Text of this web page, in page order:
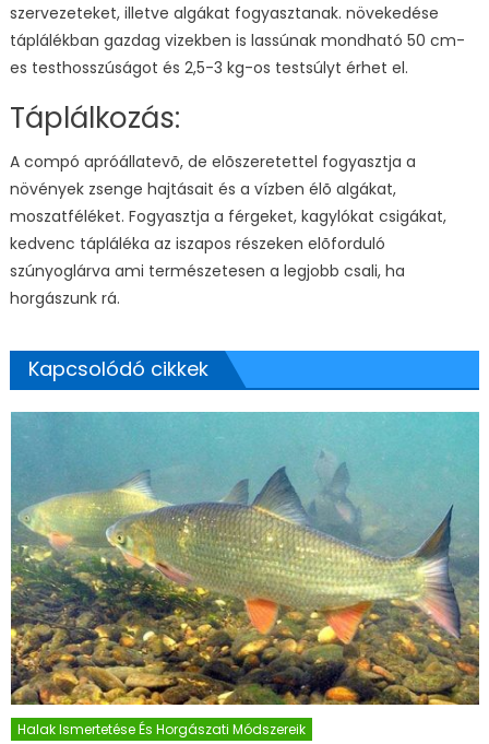
szervezeteket, illetve algákat fogyasztanak. növekedése
táplálékban gazdag vizekben is lassúnak mondható 50 cm-
es testhosszúságot és 2,5-3 kg-os testsúlyt érhet el.
Táplálkozás:
A compó apróállatevõ, de elõszeretettel fogyasztja a
növények zsenge hajtásait és a vízben élõ algákat,
moszatféléket. Fogyasztja a férgeket, kagylókat csigákat,
kedvenc tápláléka az iszapos részeken elõforduló
szúnyoglárva ami természetesen a legjobb csali, ha
horgászunk rá.
Kapcsolódó cikkek
Halak Ismertetése És Horgászati Módszereik